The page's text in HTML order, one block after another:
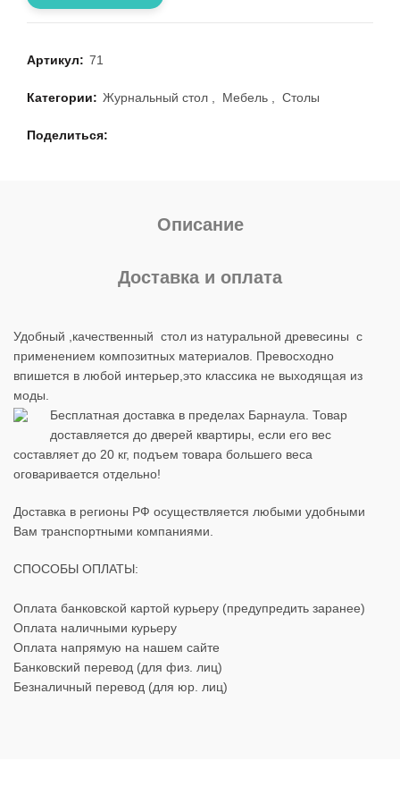
Артикул: 71
Категории: Журнальный стол Мебель Столы
Поделиться
Описание
Доставка и оплата
Удобный ,качественный стол из натуральной древесины с
применением композитных материалов. Превосходно
впишется в любой интерьер,это классика не выходящая из
моды.
Бесплатная доставка в пределах Барнаула. Товар
доставляется до дверей квартиры, если его вес
составляет до 20 кг, подъем товара большего веса
оговаривается отдельно!
Доставка в регионы РФ осуществляется любыми удобными
Вам транспортными компаниями.
СПОСОБЫ ОПЛАТЫ:
Оплата банковской картой курьеру (предупредить заранее)
Оплата наличными курьеру
Оплата напрямую на нашем сайте
Банковский перевод (для физ. лиц)
Безналичный перевод (для юр. лиц)